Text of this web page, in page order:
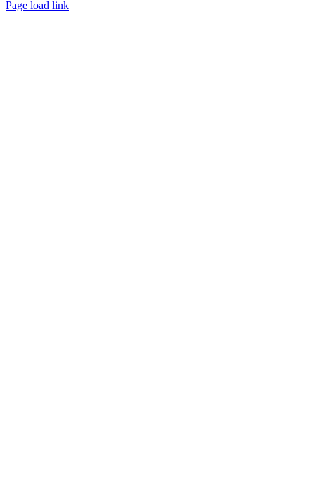
Page load link